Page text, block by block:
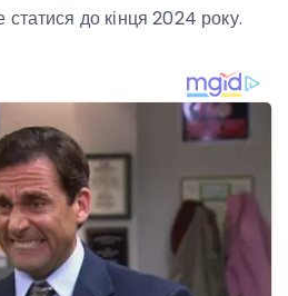
до кінця 2024 року.